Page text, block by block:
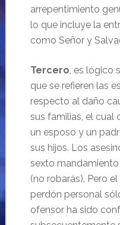
arrepentimiento
lo que incluye la
como Señor y
Tercero, es lógico
que se refieren las
respecto al daño
sus familias, el cual
un esposo y un
sus hijos. Los
sexto
(no robarás). Pero
perdón personal
ofensor ha sido